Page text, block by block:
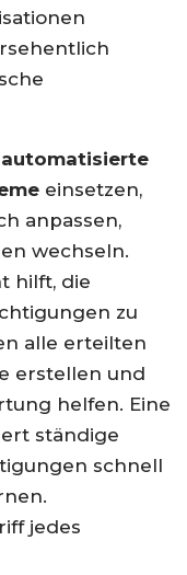
automatisierte
einsetzen,
anpassen,
wechseln.
hilft, die
zu
alle erteilten
erstellen und
helfen. Eine
ständige
schnell
jedes